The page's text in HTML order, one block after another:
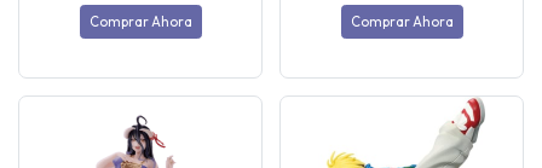
Comprar Ahora Comprar Ahora